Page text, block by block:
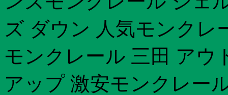
ズ ダウン 人気モンクレ
モンクレール 三田 アウ
アップ 激安モンクレー